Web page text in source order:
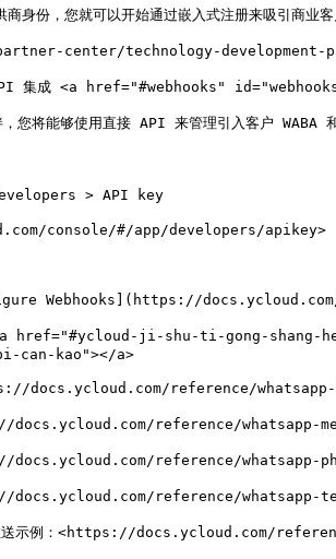
身份，您就可以开始通过嵌入式注册来吸引商业客
partner-center/technology-
集成 <a href="#webhooks"
您将能够使用直接 API 来管理引入客户 WABA
> API key
console/#/app/developers/apikey>
Webhooks](https://docs.ycloud.com/
href="#ycloud-ji-shu-ti-gong-
can-kao"></a>
docs.ycloud.com/reference/
docs.ycloud.com/reference/whatsapp-
docs.ycloud.com/reference/whatsapp-
docs.ycloud.com/reference/whatsapp-
送示例：<https://docs.ycloud.com/